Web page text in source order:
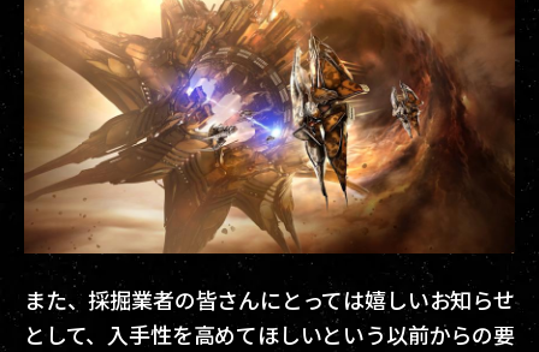
また、採掘業者の皆さんにとっては嬉しいお知らせ
として、入手性を高めてほしいという以前からの要